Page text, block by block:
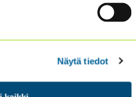
Näytä tiedot